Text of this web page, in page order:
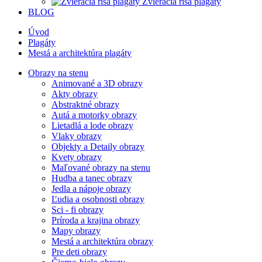
BLOG
Úvod
Plagáty
Mestá a architektúra plagáty
Obrazy na stenu
Animované a 3D obrazy
Akty obrazy
Abstraktné obrazy
Autá a motorky obrazy
Lietadlá a lode obrazy
Vlaky obrazy
Objekty a Detaily obrazy
Kvety obrazy
Maľované obrazy na stenu
Hudba a tanec obrazy
Jedla a nápoje obrazy
Ľudia a osobnosti obrazy
Sci - fi obrazy
Príroda a krajina obrazy
Mapy obrazy
Mestá a architektúra obrazy
Pre deti obrazy